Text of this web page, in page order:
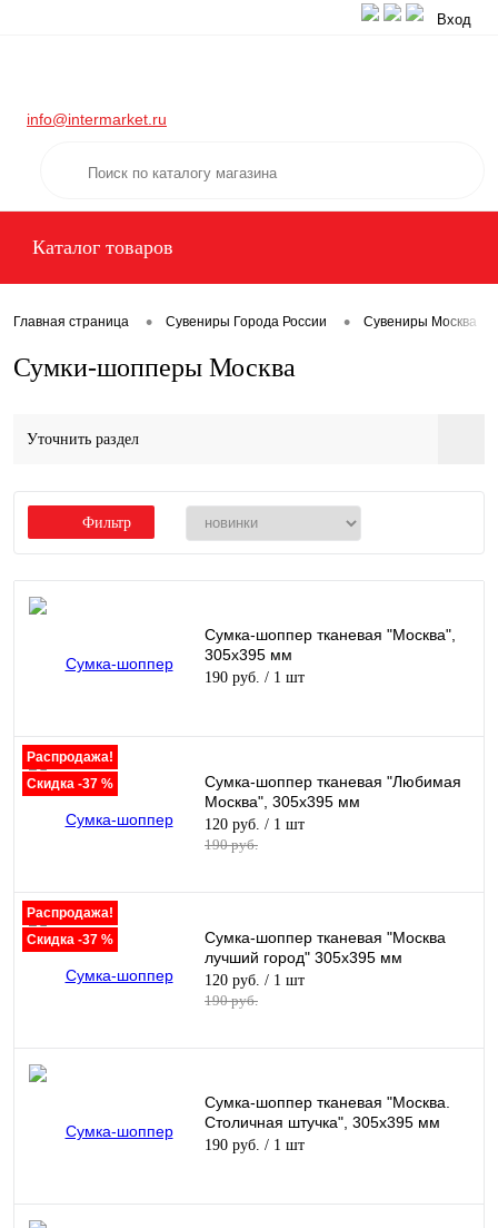
Вход
info@intermarket.ru
Каталог товаров
Главная страница • Сувениры Города России • Сувениры Москва
Сумки-шопперы Москва
Уточнить раздел
Фильтр
Сумка-шоппер тканевая "Москва",
305х395 мм
190 руб. / 1 шт
Распродажа!
Скидка -37 %
Сумка-шоппер тканевая "Любимая
Москва", 305х395 мм
120 руб. / 1 шт
190 руб.
Распродажа!
Скидка -37 %
Сумка-шоппер тканевая "Москва
лучший город" 305х395 мм
120 руб. / 1 шт
190 руб.
Сумка-шоппер тканевая "Москва.
Столичная штучка", 305х395 мм
190 руб. / 1 шт